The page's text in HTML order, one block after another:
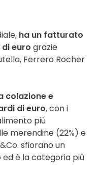
ha un fatturato
euro grazie
Ferrero Rocher
colazione e
di euro, con i
più
merendine (22%) e
sfiorano un
ed è la categoria più